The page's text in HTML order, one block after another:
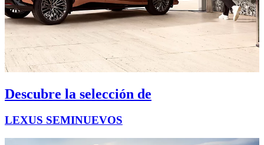
Descubre la selección de
LEXUS SEMINUEVOS